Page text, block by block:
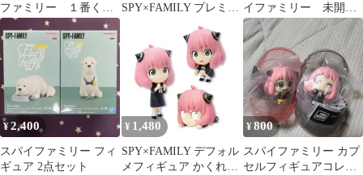
ファミリー １番く
じ アーニャ セッ
ト 未開封
SPY×FAMILY プレミア
ムフィギュア アーニャ
イファミリー 未開
封 4個セット
¥2,400
スパイファミリー フィ
ギュア 2点セット
¥ 1,480
SPY×FAMILY デフォル
メフィギュア かくれん
¥800
スパイファミリー カプ
セルフィギュアコレク